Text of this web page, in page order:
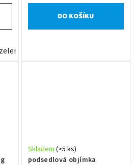
zelená
DO KOŠÍKU
podsedlová objímka
Skladem (>5 ks)